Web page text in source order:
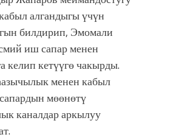
алгандыгы үчүн
билдирип, Эмомали
иш сапар менен
келип кетүүгө чакырды.
менен кабыл
мөөнөтү
каналдар аркылуу